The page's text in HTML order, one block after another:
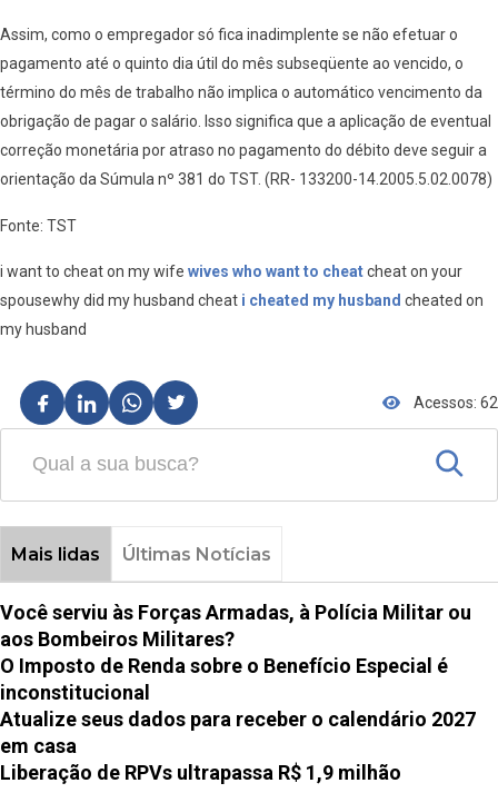
Assim, como o empregador só fica inadimplente se não efetuar o
pagamento até o quinto dia útil do mês subseqüente ao vencido, o
término do mês de trabalho não implica o automático vencimento da
obrigação de pagar o salário. Isso significa que a aplicação de eventual
correção monetária por atraso no pagamento do débito deve seguir a
orientação da Súmula nº 381 do TST. (RR- 133200-14.2005.5.02.0078)
Fonte: TST
i want to cheat on my wife wives who want to cheatcheat on your
spousewhy did my husband cheat i cheated my husband cheated on
my husband
Acessos: 62
Mais lidas Últimas Notícias
Você serviu às Forças Armadas, à Polícia Militar ou
aos Bombeiros Militares?
O Imposto de Renda sobre o Benefício Especial é
inconstitucional
Atualize seus dados para receber o calendário 2027
em casa
Liberação de RPVs ultrapassa R$ 1,9 milhão